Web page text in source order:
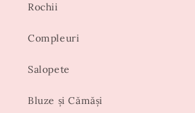
Rochii
Compleuri
Salopete
Bluze și Cămăși